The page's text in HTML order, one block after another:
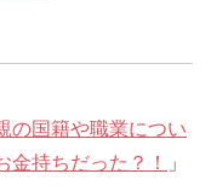
の国籍や職業につい
金持ちだった？！
」